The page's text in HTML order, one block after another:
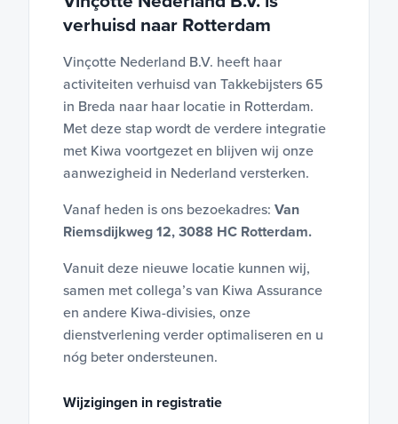
verhuisd naar Rotterdam
Vinçotte Nederland B.V. heeft haar
activiteiten verhuisd van Takkebijsters 65
in Breda naar haar locatie in Rotterdam.
Met deze stap wordt de verdere integratie
met Kiwa voortgezet en blijven wij onze
aanwezigheid in Nederland versterken.
Vanaf heden is ons bezoekadres: Van
Riemsdijkweg 12, 3088 HC Rotterdam.
Vanuit deze nieuwe locatie kunnen wij,
samen met collega’s van Kiwa Assurance
en andere Kiwa-divisies, onze
dienstverlening verder optimaliseren en u
nóg beter ondersteunen.
Wijzigingen in registratie